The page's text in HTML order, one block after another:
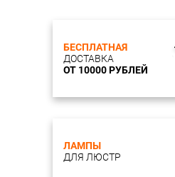
БЕСПЛАТНАЯ
ДОСТАВКА
ОТ 10000 РУБЛЕЙ
ЛАМПЫ
ДЛЯ ЛЮСТР